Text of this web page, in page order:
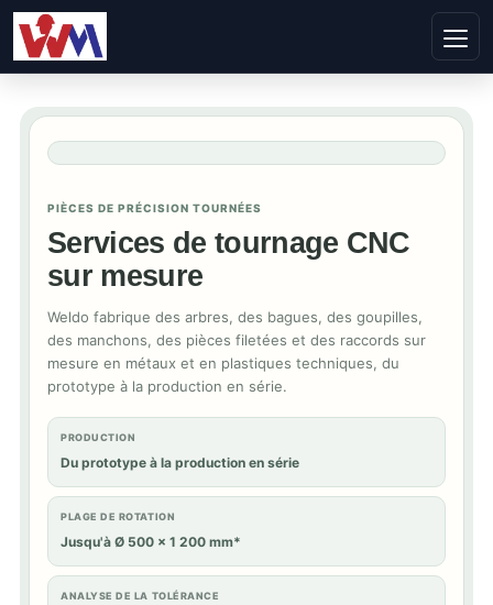
PIÈCES DE PRÉCISION TOURNÉES
Services de tournage CNC
sur mesure
Weldo fabrique des arbres, des bagues, des goupilles,
des manchons, des pièces filetées et des raccords sur
mesure en métaux et en plastiques techniques, du
prototype à la production en série.
PRODUCTION
Du prototype à la production en série
PLAGE DE ROTATION
Jusqu'à Ø 500 × 1 200 mm*
ANALYSE DE LA TOLÉRANCE